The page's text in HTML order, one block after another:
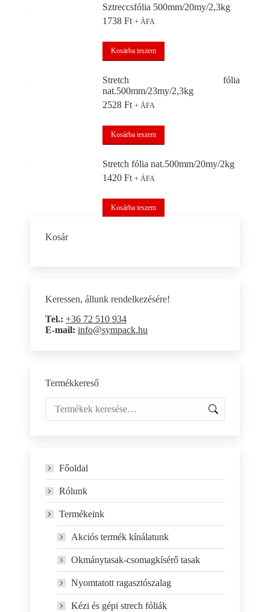
Sztreccsfólia 500mm/20my/2,3kg
1738 Ft + ÁFA
Kosárba teszem
Stretch fólia
nat.500mm/23my/2,3kg
2528 Ft + ÁFA
Kosárba teszem
Stretch fólia nat.500mm/20my/2kg
1420 Ft + ÁFA
Kosárba teszem
Kosár
Keressen, állunk rendelkezésére!
Tel.: +36 72 510 934
E-mail: info@sympack.hu
Termékkereső
Főoldal
Rólunk
Termékeink
Akciós termék kínálatunk
Okmánytasak-csomagkísérő tasak
Nyomtatott ragasztószalag
Kézi és gépi strech fóliák